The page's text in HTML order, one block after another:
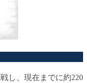
し、現在までに約220